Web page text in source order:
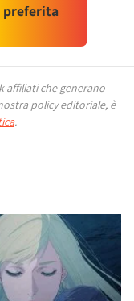
preferita
affiliati che generano
policy editoriale, è
.